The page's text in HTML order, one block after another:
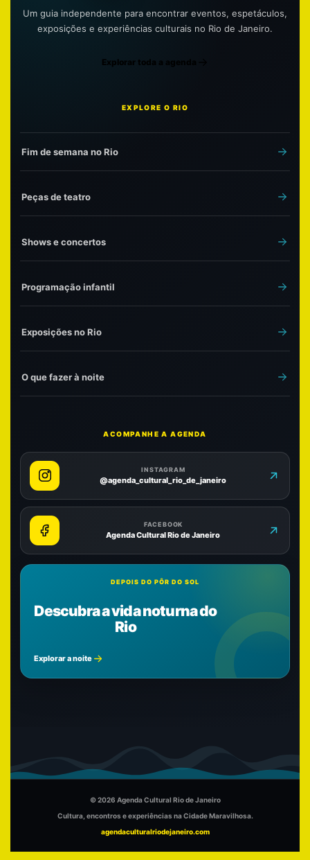
Um guia independente para encontrar eventos, espetáculos,
exposições e experiências culturais no Rio de Janeiro.
Explorar toda a agenda
EXPLORE O RIO
Fim de semana no Rio
Peças de teatro
Shows e concertos
Programação infantil
Exposições no Rio
O que fazer à noite
ACOMPANHE A AGENDA
INSTAGRAM
@agenda_cultural_rio_de_janeiro
FACEBOOK
Agenda Cultural Rio de Janeiro
DEPOIS DO PÔR DO SOL
Descubra a vida noturna do
Rio
Explorar a noite
© 2026 Agenda Cultural Rio de Janeiro
Cultura, encontros e experiências na Cidade Maravilhosa.
agendaculturalriodejaneiro.com